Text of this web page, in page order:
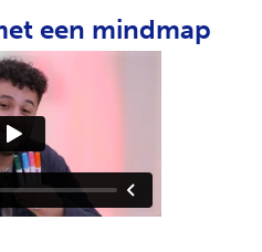
een mindmap